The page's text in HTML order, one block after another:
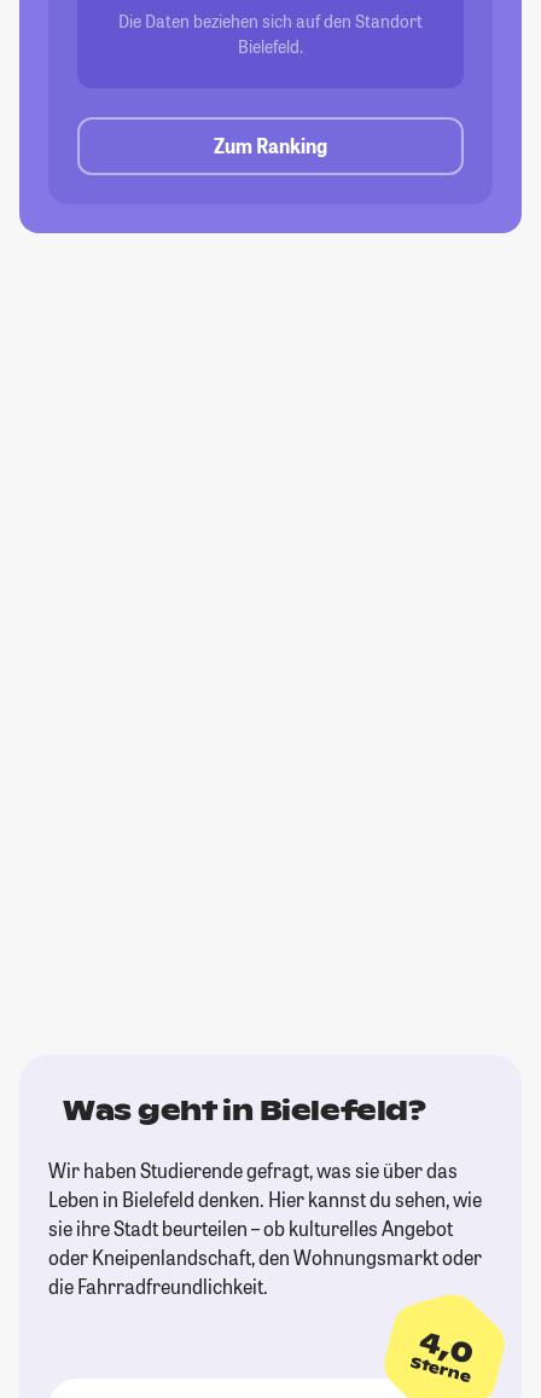
Die Daten beziehen sich auf den Standort
Bielefeld.
Zum Ranking
Was geht in Bielefeld?
Wir haben Studierende gefragt, was sie über das
Leben in Bielefeld denken. Hier kannst du sehen, wie
sie ihre Stadt beurteilen – ob kulturelles Angebot
oder Kneipenlandschaft, den Wohnungsmarkt oder
die Fahrradfreundlichkeit.
4,0
Sterne